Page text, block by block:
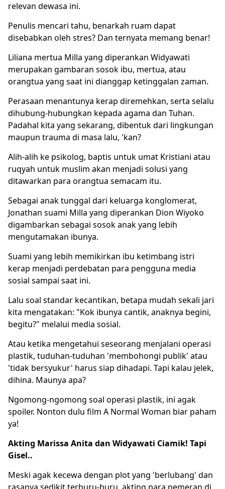
relevan dewasa ini.
Penulis mencari tahu, benarkah ruam dapat
disebabkan oleh stres? Dan ternyata memang benar!
Liliana mertua Milla yang diperankan Widyawati
merupakan gambaran sosok ibu, mertua, atau
orangtua yang saat ini dianggap ketinggalan zaman.
Perasaan menantunya kerap diremehkan, serta selalu
dihubung-hubungkan kepada agama dan Tuhan.
Padahal kita yang sekarang, dibentuk dari lingkungan
maupun trauma di masa lalu, 'kan?
Alih-alih ke psikolog, baptis untuk umat Kristiani atau
ruqyah untuk muslim akan menjadi solusi yang
ditawarkan para orangtua semacam itu.
Sebagai anak tunggal dari keluarga konglomerat,
Jonathan suami Milla yang diperankan Dion Wiyoko
digambarkan sebagai sosok anak yang lebih
mengutamakan ibunya.
Suami yang lebih memikirkan ibu ketimbang istri
kerap menjadi perdebatan para pengguna media
sosial sampai saat ini.
Lalu soal standar kecantikan, betapa mudah sekali jari
kita mengatakan: "Kok ibunya cantik, anaknya begini,
begitu?" melalui media sosial.
Atau ketika mengetahui seseorang menjalani operasi
plastik, tuduhan-tuduhan 'membohongi publik' atau
'tidak bersyukur' harus siap dihadapi. Tapi kalau jelek,
dihina. Maunya apa?
Ngomong-ngomong soal operasi plastik, ini agak
spoiler. Nonton dulu film A Normal Woman biar paham
ya!
Akting Marissa Anita dan Widyawati Ciamik! Tapi
Gisel..
Meski agak kecewa dengan plot yang 'berlubang' dan